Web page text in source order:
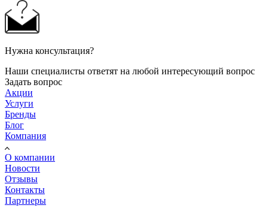
Нужна консультация?
Наши специалисты ответят на любой интересующий вопрос
Задать вопрос
Акции
Услуги
Бренды
Блог
Компания
О компании
Новости
Отзывы
Контакты
Партнеры